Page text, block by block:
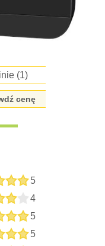
(1)
cenę
5
4
5
5